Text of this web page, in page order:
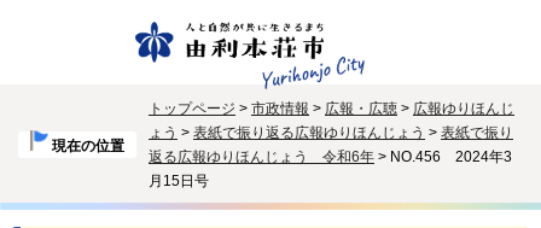
現在の位置
トップページ > 市政情報 > 広報・広聴 > 広報ゆりほんじ
ょう > 表紙で振り返る広報ゆりほんじょう > 表紙で振り
返る広報ゆりほんじょう 令和6年 > NO.456 2024年3
月15日号